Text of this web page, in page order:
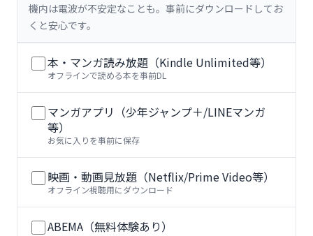
機内は電波が不安定なことも。事前にダウンロードしてお
くと安心です。
本・マンガ読み放題（Kindle Unlimited等）
オフラインで読める本を事前DL
マンガアプリ（少年ジャンプ＋/LINEマンガ
等）
お気に入りを事前に保存
映画・動画見放題（Netflix/Prime Video等）
オフライン視聴用にダウンロード
ABEMA（無料体験あり）